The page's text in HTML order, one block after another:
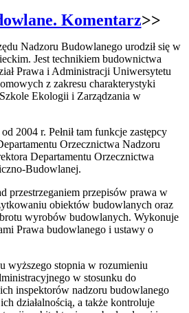
Komentarz>>
Nadzoru Budowlanego urodził się w
Jest technikiem budownictwa
Prawa i Administracji Uniwersytetu
z zakresu charakterystyki
Ekologii i Zarządzania w
2004 r. Pełnił tam funkcje zastępcy
Orzecznictwa Nadzoru
Departamentu Orzecznictwa
Budowlanej.
przestrzeganiem przepisów prawa w
obiektów budowlanych oraz
wyrobów budowlanych. Wykonuje
Prawa budowlanego i ustawy o
wyższego stopnia w rozumieniu
w stosunku do
inspektorów nadzoru budowlanego
działalnością, a także kontroluje